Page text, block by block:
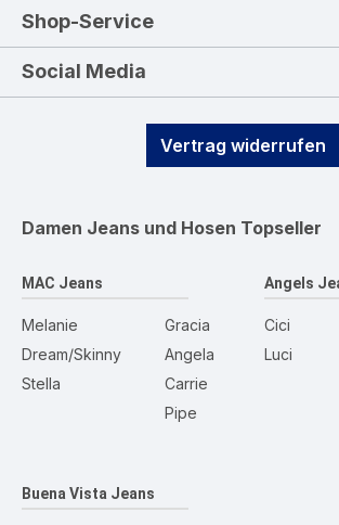
Shop-Service
Social Media
Vertrag widerrufen
Damen Jeans und Hosen Topseller
MAC Jeans
Melanie
Dream/Skinny
Stella
Gracia
Angela
Carrie
Pipe
Angels
Cici
Luci
Buena Vista Jeans